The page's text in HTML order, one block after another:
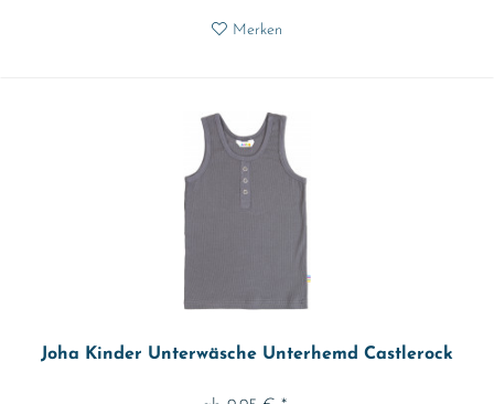
Merken
Joha Kinder Unterwäsche Unterhemd Castlerock